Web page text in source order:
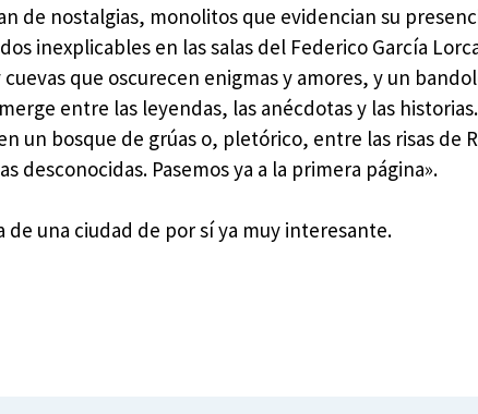
de nostalgias, monolitos que evidencian su
inexplicables en las salas del Federico García
que oscurecen enigmas y amores, y un
entre las leyendas, las anécdotas y las
un bosque de grúas o, pletórico, entre las risas de
desconocidas. Pasemos ya a la primera página».
una ciudad de por sí ya muy interesante.